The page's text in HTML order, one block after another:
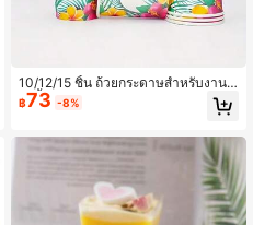
10/12/15 ชิ้น ถ้วยกระดาษสำหรับงานป
าร์ตี้ฮาวาย ลายใบปาล์มเขตร้อนและด
อกชบา ถ้วยใช้แล้วทิ้งสำหรับงานลูออ วั
พู เหลือง เขียว ขาว ส้ม
฿73 -8%